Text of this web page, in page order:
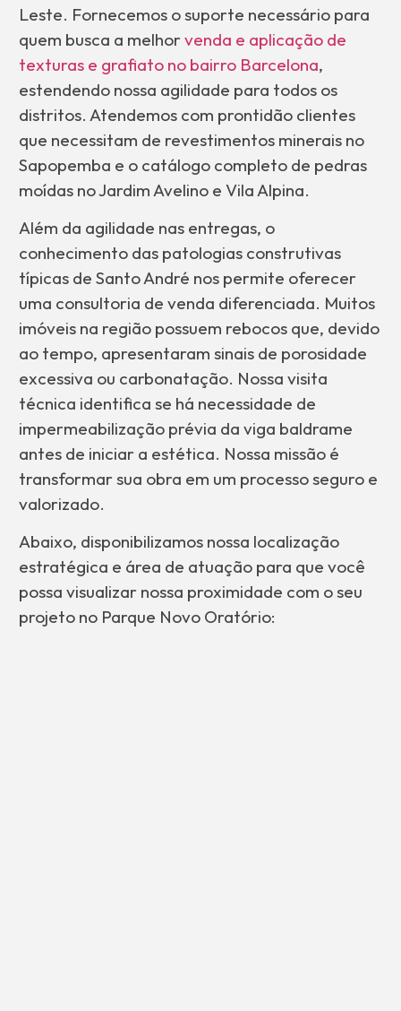
Leste. Fornecemos o suporte necessário para
quem busca a melhor venda e aplicação de
texturas e grafiato no bairro Barcelona,
estendendo nossa agilidade para todos os
distritos. Atendemos com prontidão clientes
que necessitam de revestimentos minerais no
Sapopemba e o catálogo completo de pedras
moídas no Jardim Avelino e Vila Alpina.
Além da agilidade nas entregas, o
conhecimento das patologias construtivas
típicas de Santo André nos permite oferecer
uma consultoria de venda diferenciada. Muitos
imóveis na região possuem rebocos que, devido
ao tempo, apresentaram sinais de porosidade
excessiva ou carbonatação. Nossa visita
técnica identifica se há necessidade de
impermeabilização prévia da viga baldrame
antes de iniciar a estética. Nossa missão é
transformar sua obra em um processo seguro e
valorizado.
Abaixo, disponibilizamos nossa localização
estratégica e área de atuação para que você
possa visualizar nossa proximidade com o seu
projeto no Parque Novo Oratório: